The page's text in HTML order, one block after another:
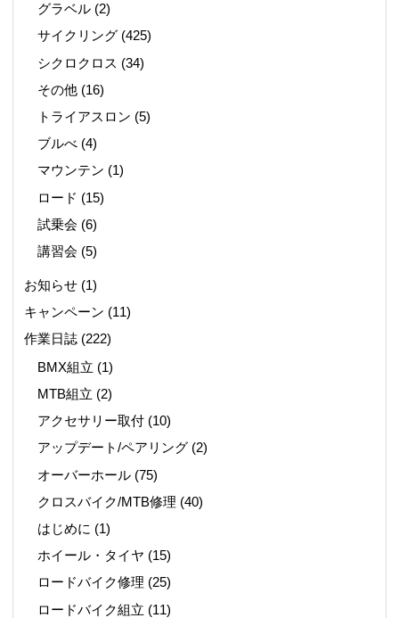
グラベル (2)
サイクリング (425)
シクロクロス (34)
その他 (16)
トライアスロン (5)
ブルべ (4)
マウンテン (1)
ロード (15)
試乗会 (6)
講習会 (5)
お知らせ(1)
キャンペーン (11)
作業日誌(222)
BMX組立 (1)
MTB組立 (2)
アクセサリー取付 (10)
アップデート/ペアリング (2)
オーバーホール (75)
クロスバイク/MTB修理 (40)
はじめに (1)
ホイール・タイヤ (15)
ロードバイク修理 (25)
ロードバイク組立 (11)